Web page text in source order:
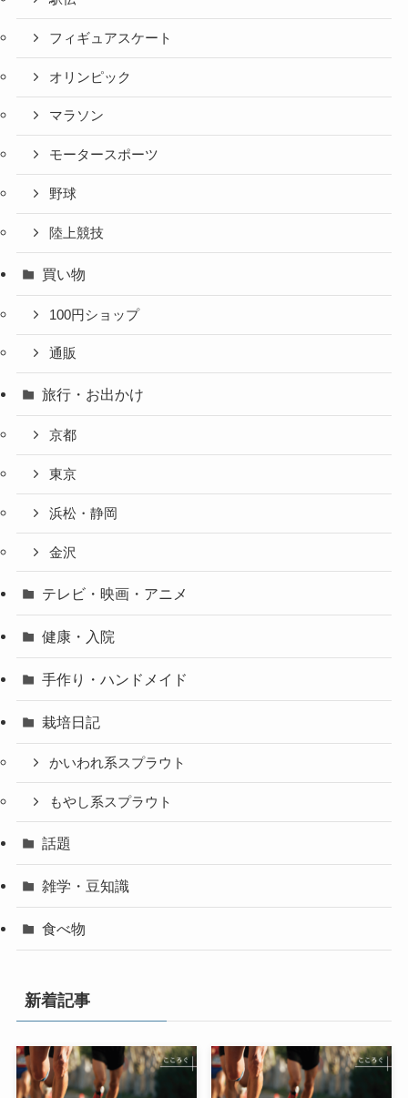
フィギュアスケート
オリンピック
マラソン
モータースポーツ
野球
陸上競技
買い物
100円ショップ
通販
旅行・お出かけ
京都
東京
浜松・静岡
金沢
テレビ・映画・アニメ
健康・入院
手作り・ハンドメイド
栽培日記
かいわれ系スプラウト
もやし系スプラウト
話題
雑学・豆知識
食べ物
新着記事